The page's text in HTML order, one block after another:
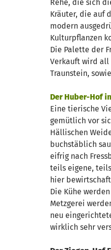
Rehe, die sich
Kräuter, die auf
modern
Kulturpflanzen
Die Palette der
Verkauft wird all
Traunstein,
Der Huber-Hof
Eine tierische
gemütlich vor
Hällischen
buchstäblich
eifrig nach
teils eigene,
hier
Die Kühe
Metzgerei
neu
wirklich sehr